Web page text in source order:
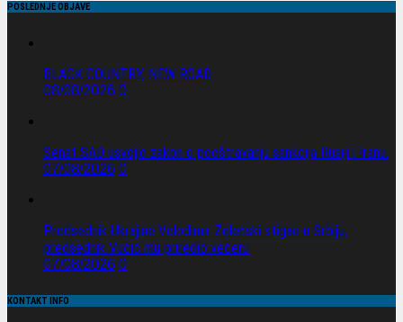
POSLEDNJE OBJAVE
BLACK COUNTRY, NEW ROAD
08/08/2026 0
Senat SAD usvojio zakon o pooštravanju sankcija Rusiji i Iranu.
07/08/2026 0
Predsednik Ukrajine Volodimir Zelenski stigao u Srbiju,
predsednik Vučić mu priredio večeru
07/08/2026 0
KONTAKT INFO